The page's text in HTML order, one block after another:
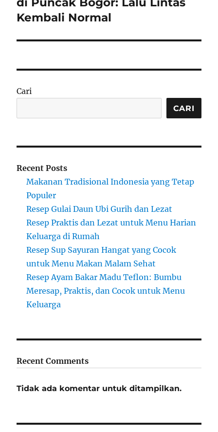
Kembali Normal
Cari
CARI
Recent Posts
Makanan Tradisional Indonesia yang Tetap
Populer
Resep Gulai Daun Ubi Gurih dan Lezat
Resep Praktis dan Lezat untuk Menu Harian
Keluarga di Rumah
Resep Sup Sayuran Hangat yang Cocok
untuk Menu Makan Malam Sehat
Resep Ayam Bakar Madu Teflon: Bumbu
Meresap, Praktis, dan Cocok untuk Menu
Keluarga
Recent Comments
Tidak ada komentar untuk ditampilkan.